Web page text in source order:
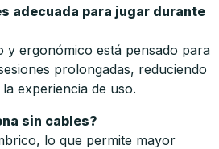
adecuada para jugar durante
y ergonómico está pensado para
prolongadas, reduciendo
experiencia de uso.
sin cables?
lo que permite mayor